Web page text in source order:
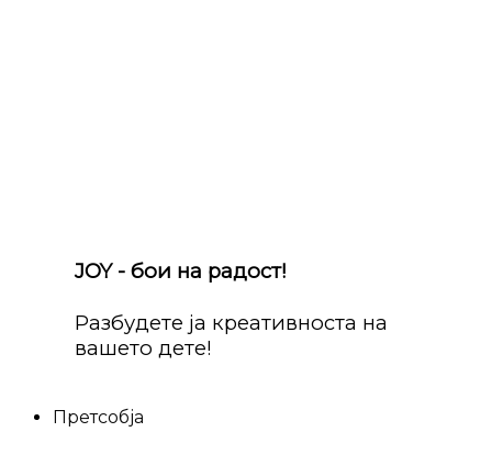
JOY - бои на радост!
Разбудете ја креативноста на
вашето дете!
Претсобја